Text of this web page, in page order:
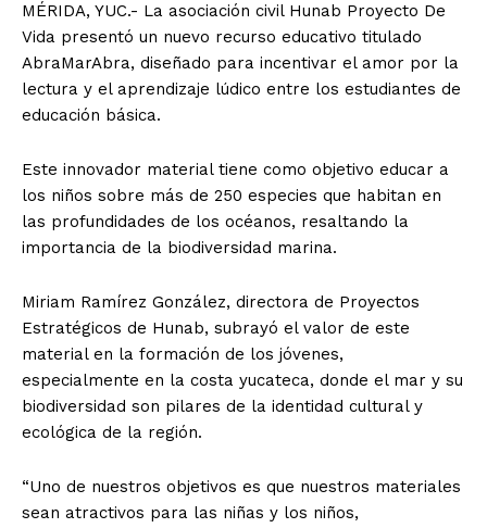
MÉRIDA, YUC.- La asociación civil Hunab Proyecto De
Vida presentó un nuevo recurso educativo titulado
AbraMarAbra, diseñado para incentivar el amor por la
lectura y el aprendizaje lúdico entre los estudiantes de
educación básica.
Este innovador material tiene como objetivo educar a
los niños sobre más de 250 especies que habitan en
las profundidades de los océanos, resaltando la
importancia de la biodiversidad marina.
Miriam Ramírez González, directora de Proyectos
Estratégicos de Hunab, subrayó el valor de este
material en la formación de los jóvenes,
especialmente en la costa yucateca, donde el mar y su
biodiversidad son pilares de la identidad cultural y
ecológica de la región.
“Uno de nuestros objetivos es que nuestros materiales
sean atractivos para las niñas y los niños,